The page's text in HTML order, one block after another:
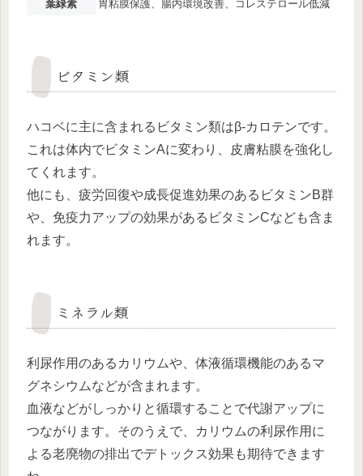
葉緑素
胃粘膜保護、腸内環境改善、コレステロール低減
ビタミン類
ハコベに主に含まれるビタミン類はβ-カロテンです。
これは体内でビタミンAに変わり、皮膚粘膜を強化し
てくれます。
他にも、疲労回復や成長促進効果のあるビタミンB群
や、免疫力アップの効果があるビタミンCなども含ま
れます。
ミネラル類
利尿作用のあるカリウムや、体液循環機能のあるマ
グネシウムなどが含まれます。
血液などがしっかりと循環することで代謝アップに
つながります。そのうえで、カリウムの利尿作用に
よる老廃物の排出でデトックス効果も期待できます